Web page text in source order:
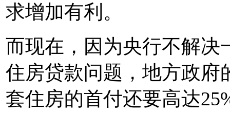
求增加有利。
而现在，因为央行不解决
住房贷款问题，地方政府
套住房的首付还要高达